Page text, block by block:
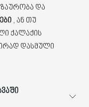
და
, ან თუ
ქალაქის
დასმული